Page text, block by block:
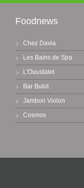
Foodnews
Chez Davia
Les Bains de Spa
L'Ouustalet
Bar Bulot
Jambon Violon
Cosmos